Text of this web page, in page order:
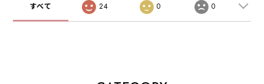
すべて 24 0 0